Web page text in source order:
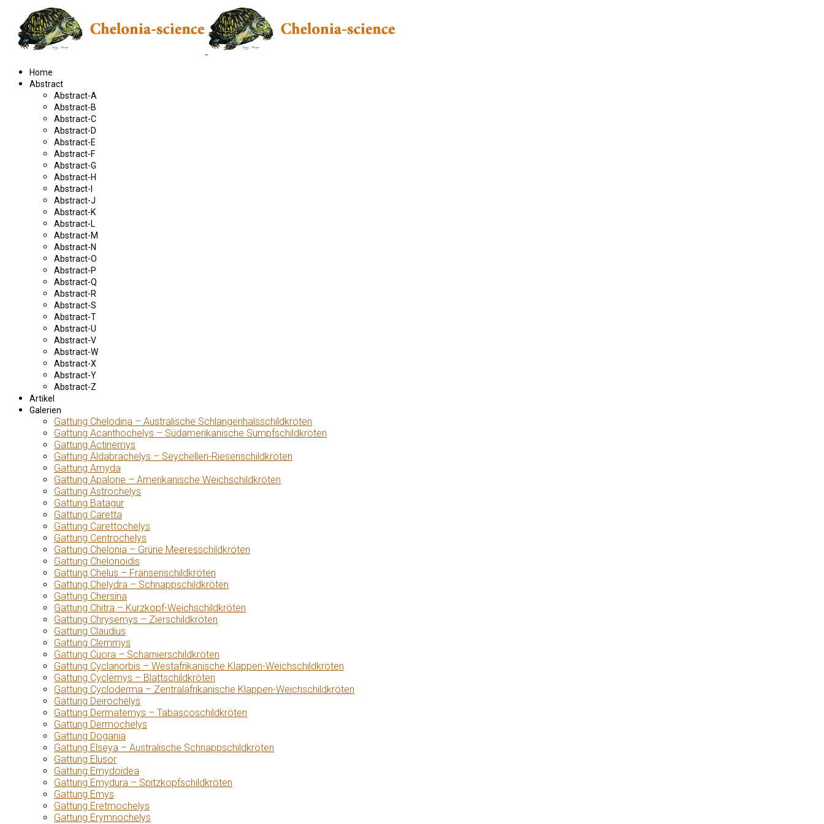
Home
Abstract
Abstract-A
Abstract-B
Abstract-C
Abstract-D
Abstract-E
Abstract-F
Abstract-G
Abstract-H
Abstract-I
Abstract-J
Abstract-K
Abstract-L
Abstract-M
Abstract-N
Abstract-O
Abstract-P
Abstract-Q
Abstract-R
Abstract-S
Abstract-T
Abstract-U
Abstract-V
Abstract-W
Abstract-X
Abstract-Y
Abstract-Z
Artikel
Galerien
Gattung Chelodina – Australische Schlangenhalsschildkröten
Gattung Acanthochelys – Südamerikanische Sumpfschildkröten
Gattung Actinemys
Gattung Aldabrachelys – Seychellen-Riesenschildkröten
Gattung Amyda
Gattung Apalone – Amerikanische Weichschildkröten
Gattung Astrochelys
Gattung Batagur
Gattung Caretta
Gattung Carettochelys
Gattung Centrochelys
Gattung Chelonia – Grüne Meeresschildkröten
Gattung Chelonoidis
Gattung Chelus – Fransenschildkröten
Gattung Chelydra – Schnappschildkröten
Gattung Chersina
Gattung Chitra – Kurzkopf-Weichschildkröten
Gattung Chrysemys – Zierschildkröten
Gattung Claudius
Gattung Clemmys
Gattung Cuora – Scharnierschildkröten
Gattung Cyclanorbis – Westafrikanische Klappen-Weichschildkröten
Gattung Cyclemys – Blattschildkröten
Gattung Cycloderma – Zentralafrikanische Klappen-Weichschildkröten
Gattung Deirochelys
Gattung Dermatemys – Tabascoschildkröten
Gattung Dermochelys
Gattung Dogania
Gattung Elseya – Australische Schnappschildkröten
Gattung Elusor
Gattung Emydoidea
Gattung Emydura – Spitzkopfschildkröten
Gattung Emys
Gattung Eretmochelys
Gattung Erymnochelys